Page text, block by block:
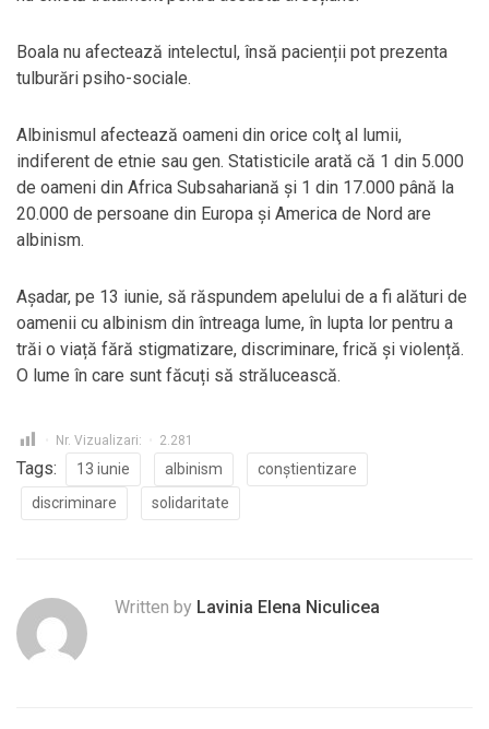
Boala nu afectează intelectul, însă pacienții pot prezenta
tulburări psiho-sociale.
Albinismul afectează oameni din orice colţ al lumii,
indiferent de etnie sau gen. Statisticile arată că 1 din 5.000
de oameni din Africa Subsahariană şi 1 din 17.000 până la
20.000 de persoane din Europa şi America de Nord are
albinism.
Așadar, pe 13 iunie, să răspundem apelului de a fi alături de
oamenii cu albinism din întreaga lume, în lupta lor pentru a
trăi o viață fără stigmatizare, discriminare, frică și violență.
O lume în care sunt făcuți să strălucească.
Nr. Vizualizari: 2.281
Tags: 13 iunie albinism
conștientizare
discriminare
solidaritate
Written by Lavinia Elena Niculicea